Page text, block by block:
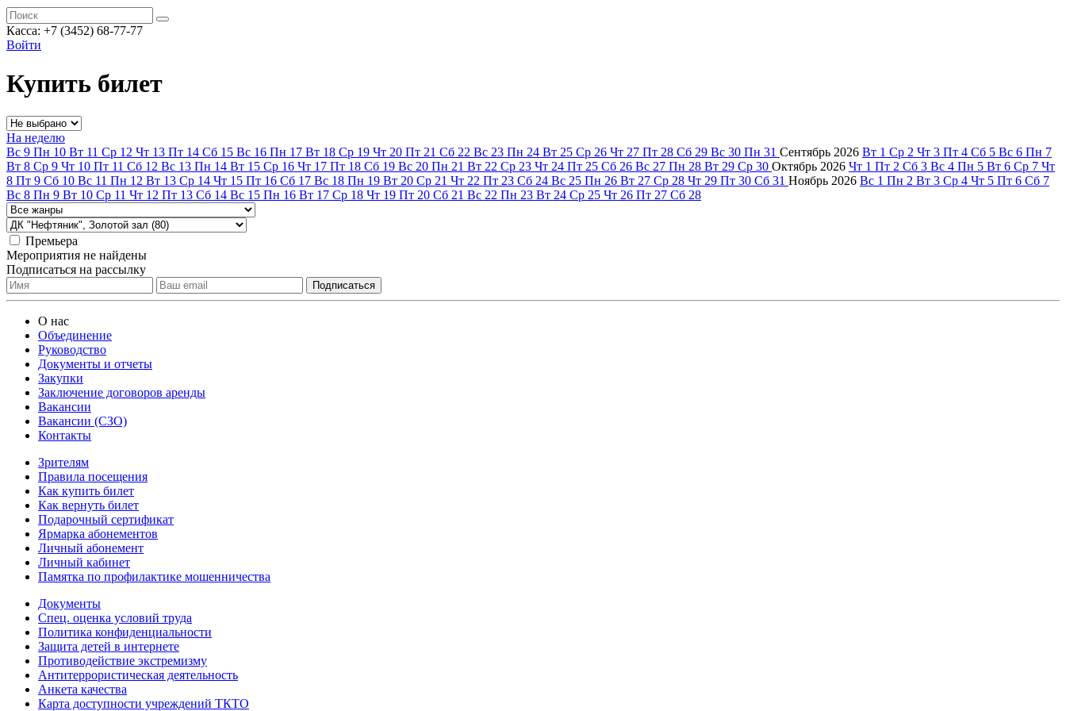
Касса: +7 (3452) 68-77-77
Войти
Купить билет
На неделю
Вс 9 Пн 10 Вт 11 Ср 12 Чт 13 Пт 14 Сб 15 Вс 16 Пн 17 Вт 18 Ср 19 Чт 20 Пт 21 Сб 22 Вс 23 Пн 24 Вт 25 Ср 26 Чт 27 Пт 28 Сб 29 Вс 30 Пн 31 Сентябрь 2026 Вт 1 Ср 2 Чт 3 Пт 4 Сб 5 Вс 6 Пн 7
Вт 8 Ср 9 Чт 10 Пт 11 Сб 12 Вс 13 Пн 14 Вт 15 Ср 16 Чт 17 Пт 18 Сб 19 Вс 20 Пн 21 Вт 22 Ср 23 Чт 24 Пт 25 Сб 26 Вс 27 Пн 28 Вт 29 Ср 30 Октябрь 2026 Чт 1 Пт 2 Сб 3 Вс 4 Пн 5 Вт 6 Ср 7 Чт
8 Пт 9 Сб 10 Вс 11 Пн 12 Вт 13 Ср 14 Чт 15 Пт 16 Сб 17 Вс 18 Пн 19 Вт 20 Ср 21 Чт 22 Пт 23 Сб 24 Вс 25 Пн 26 Вт 27 Ср 28 Чт 29 Пт 30 Сб 31 Ноябрь 2026 Вс 1 Пн 2 Вт 3 Ср 4 Чт 5 Пт 6 Сб 7
Вс 8 Пн 9 Вт 10 Ср 11 Чт 12 Пт 13 Сб 14 Вс 15 Пн 16 Вт 17 Ср 18 Чт 19 Пт 20 Сб 21 Вс 22 Пн 23 Вт 24 Ср 25 Чт 26 Пт 27 Сб 28
Премьера
Мероприятия не найдены
Подписаться на рассылку
О нас
Объединение
Руководство
Документы и отчеты
Закупки
Заключение договоров аренды
Вакансии
Вакансии (СЗО)
Контакты
Зрителям
Правила посещения
Как купить билет
Как вернуть билет
Подарочный сертификат
Ярмарка абонементов
Личный абонемент
Личный кабинет
Памятка по профилактике мошенничества
Документы
Спец. оценка условий труда
Политика конфиденциальности
Защита детей в интернете
Противодействие экстремизму
Антитеррористическая деятельность
Анкета качества
Карта доступности учреждений ТКТО